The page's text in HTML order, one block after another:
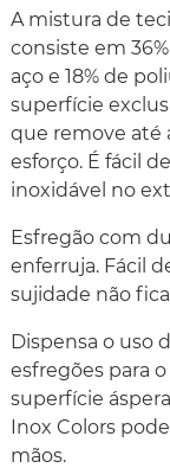
A mistura de
consiste em
aço e 18% de
superfície
que remove até
esforço. É fácil
inoxidável no
Esfregão com
enferruja. Fácil
sujidade não
Dispensa o uso
esfregões​​ para
superfície
Inox Colors
mãos.